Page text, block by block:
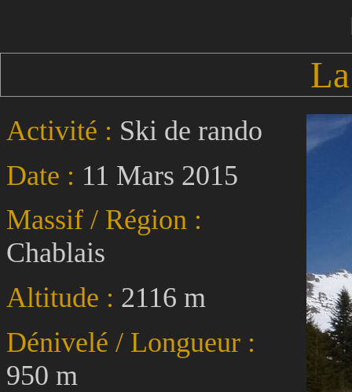
Activité : Ski de rando
Date : 11 Mars 2015
Massif / Région :
Chablais
Altitude : 2116 m
Dénivelé / Longueur :
950 m